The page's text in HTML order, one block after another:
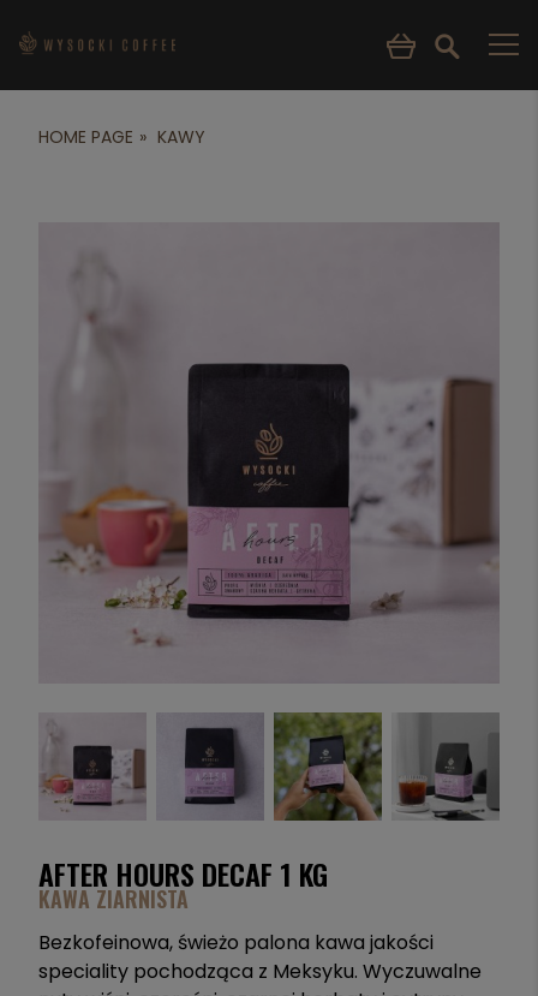
HOME PAGE KAWY
AFTER HOURS DECAF 1 KG
KAWA ZIARNISTA
Bezkofeinowa, świeżo palona kawa jakości
speciality pochodząca z Meksyku. Wyczuwalne